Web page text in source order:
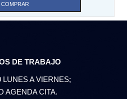
COMPRAR
DE TRABAJO
LUNES A VIERNES;
AGENDA CITA.